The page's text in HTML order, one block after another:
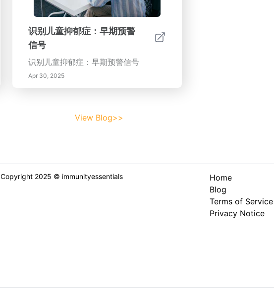
识别儿童抑郁症：早期预警
信号
识别儿童抑郁症：早期预警信号
Apr 30, 2025
View Blog>>
Copyright 2025 © immunityessentials
Home
Blog
Terms of Service
Privacy Notice